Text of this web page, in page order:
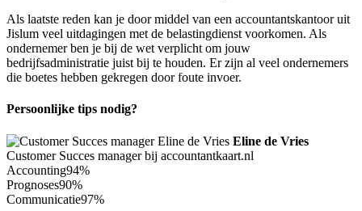
Als laatste reden kan je door middel van een accountantskantoor uit
Jislum veel uitdagingen met de belastingdienst voorkomen. Als
ondernemer ben je bij de wet verplicht om jouw
bedrijfsadministratie juist bij te houden. Er zijn al veel ondernemers
die boetes hebben gekregen door foute invoer.
Persoonlijke tips nodig?
Eline de Vries
Customer Succes manager bij accountantkaart.nl
Accounting94%
Prognoses90%
Communicatie97%